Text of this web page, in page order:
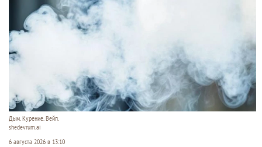
Дым. Курение. Вейп.
shedevrum.ai
6 августа 2026 в 13:10